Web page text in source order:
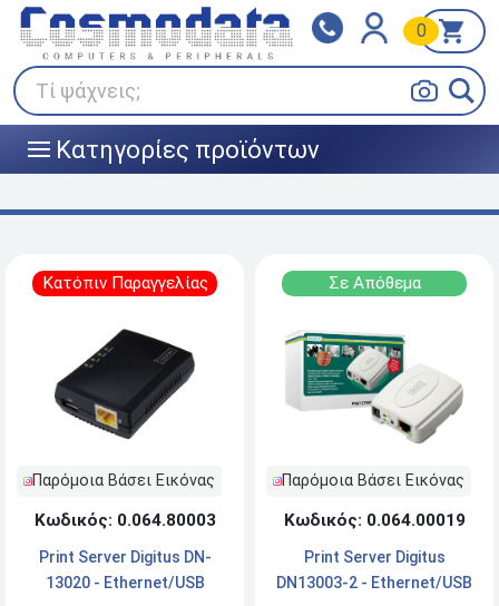
Τί ψάχνεις;
0
||| Κατηγορίες προϊόντων
Klarna
Πληρώστε σε 3
άτοκες δόσεις
BOX NOW
Κατόπιν Παραγγελίας
Παρόμοια Βάσει Εικόνας
Κωδικός: 0.064.80003
Print Server Digitus DN-
13020 - Ethernet/USB
Σε Απόθεμα
Παρόμοια Βάσει Εικόνας
Κωδικός: 0.064.00019
Print Server Digitus
DN13003-2 - Ethernet/USB